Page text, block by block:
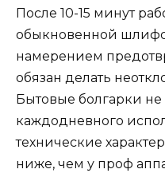
После 10-15 минут
обыкновенной
намерением
обязан делать
Бытовые болгарки
каждодневного
технические
ниже, чем у проф